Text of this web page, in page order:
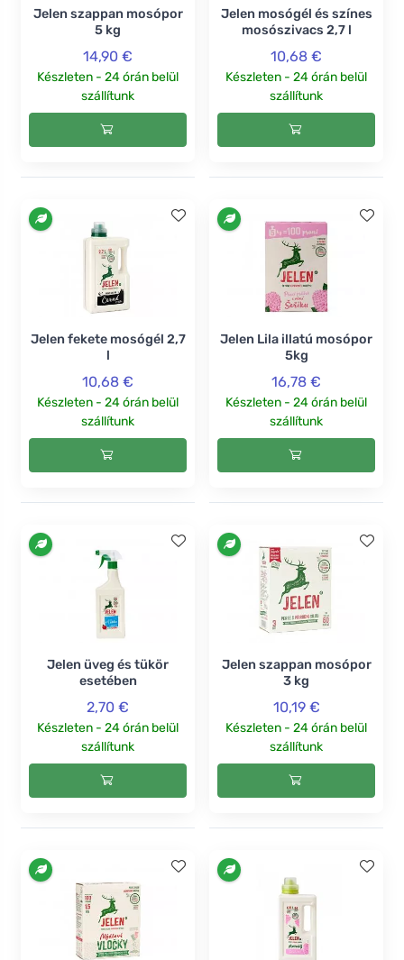
Jelen szappan mosópor
5 kg
14,90 €
Készleten - 24 órán belül
szállítunk
Jelen mosógél és színes
mosószivacs 2,7 l
10,68 €
Készleten - 24 órán belül
szállítunk
Jelen fekete mosógél 2,7
l
10,68 €
Készleten - 24 órán belül
szállítunk
Jelen Lila illatú mosópor
5kg
16,78 €
Készleten - 24 órán belül
szállítunk
Jelen üveg és tükör
esetében
2,70 €
Készleten - 24 órán belül
szállítunk
Jelen szappan mosópor
3 kg
10,19 €
Készleten - 24 órán belül
szállítunk